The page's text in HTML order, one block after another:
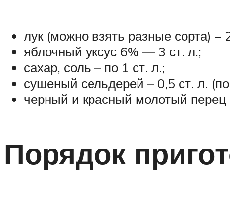
лук (можно взять разные сорта) –
яблочный уксус 6% — 3 ст. л.;
сахар, соль – по 1 ст. л.;
сушеный сельдерей – 0,5 ст. л.
черный и красный молотый перец
Порядок